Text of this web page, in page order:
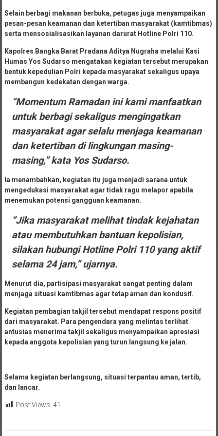
Selain berbagi makanan berbuka, petugas juga menyampaikan
pesan-pesan keamanan dan ketertiban masyarakat (kamtibmas)
serta mensosialisasikan layanan darurat Hotline Polri 110.
Kapolres Bangka Barat Pradana Aditya Nugraha melalui Kasi
Humas Yos Sudarso mengatakan kegiatan tersebut merupakan
bentuk kepedulian Polri kepada masyarakat sekaligus upaya
membangun kedekatan dengan warga.
“Momentum Ramadan ini kami manfaatkan
untuk berbagi sekaligus mengingatkan
masyarakat agar selalu menjaga keamanan
dan ketertiban di lingkungan masing-
masing,” kata Yos Sudarso.
Ia menambahkan, kegiatan itu juga menjadi sarana untuk
mengedukasi masyarakat agar tidak ragu melapor apabila
menemukan potensi gangguan keamanan.
“Jika masyarakat melihat tindak kejahatan
atau membutuhkan bantuan kepolisian,
silakan hubungi Hotline Polri 110 yang aktif
selama 24 jam,” ujarnya.
Menurut dia, partisipasi masyarakat sangat penting dalam
menjaga situasi kamtibmas agar tetap aman dan kondusif.
Kegiatan pembagian takjil tersebut mendapat respons positif
dari masyarakat. Para pengendara yang melintas terlihat
antusias menerima takjil sekaligus menyampaikan apresiasi
kepada anggota kepolisian yang turun langsung ke jalan.
Selama kegiatan berlangsung, situasi terpantau aman, tertib,
dan lancar.
Post Views: 41